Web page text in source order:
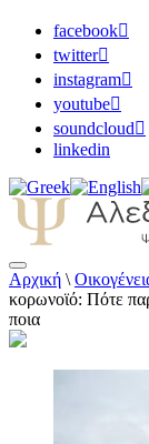
facebook
twitter
instagram
youtube
soundcloud
linkedin
Αλεξάνδρα
Αρχική \
κορωνοϊό: Πότε
ποια